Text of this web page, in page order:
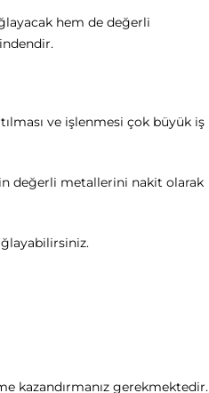
hem de değerli
ve işlenmesi çok büyük iş
değerli metallerini nakit olarak
kazandırmanız gerekmektedir.